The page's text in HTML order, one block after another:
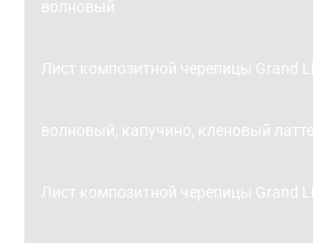
волновый
Лист композитной черепицы Grand
волновый, капучино, кленовый латте
Лист композитной черепицы Grand